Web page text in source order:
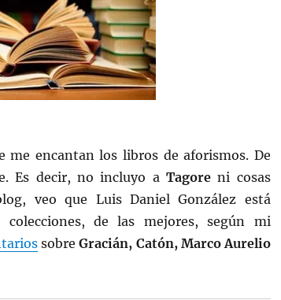
me encantan los libros de aforismos. De
Es decir, no incluyo aTagore ni cosas
veo que Luis Daniel González está
colecciones, de las mejores, según mi
sobreGracián, Catón, Marco Aurelio